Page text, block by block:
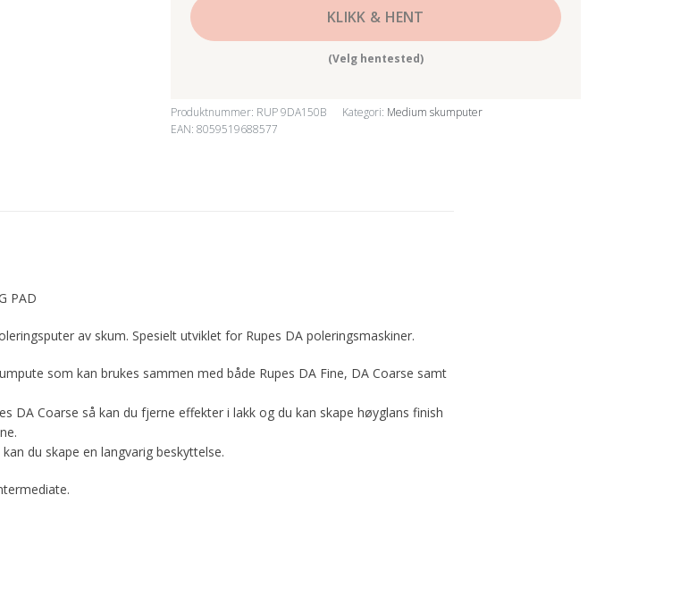
KLIKK & HENT
(Velg hentested)
Produktnummer: RUP 9DA150B Kategori: Medium skumputer
EAN: 8059519688577
PAD
av skum. Spesielt utviklet for Rupes DA poleringsmaskiner.
som kan brukes sammen med både Rupes DA Fine, DA Coarse samt
DA Coarse så kan du fjerne effekter i lakk og du kan skape høyglans finish
du skape en langvarig beskyttelse.